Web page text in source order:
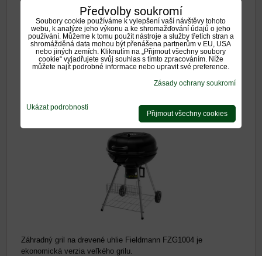
Dostupnost: Na otázku
533 Kčs DPH
ks DO KOŠÍKU
Fieldmann gril FZG1004 54cm na drevené
Záhradný gril na drevené uhlie Fieldmann FZG1004 je
ekonomická verzia veľkého grilu.
Předvolby soukromí
Soubory cookie používáme k vylepšení vaší návštěvy tohoto
webu, k analýze jeho výkonu a ke shromažďování údajů o jeho
používání. Můžeme k tomu použít nástroje a služby třetích stran a
shromážděná data mohou být přenášena partnerům v EU, USA
nebo jiných zemích. Kliknutím na „Přijmout všechny soubory
cookie“ vyjadřujete svůj souhlas s tímto zpracováním. Níže
můžete najít podrobné informace nebo upravit své preference.
Zásady ochrany soukromí
Ukázat podrobnosti
Přijmout všechny cookies